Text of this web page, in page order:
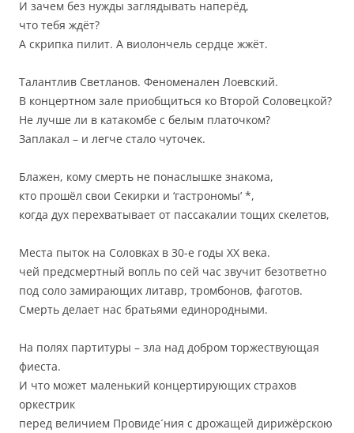
И зачем без нужды заглядывать наперёд,
что тебя ждёт?
А скрипка пилит. А виолончель сердце жжёт.
Талантлив Светланов. Феноменален Лоевский.
В концертном зале приобщиться ко Второй Соловецкой?
Не лучше ли в катакомбе с белым платочком?
Заплакал – и легче стало чуточек.
Блажен, кому смерть не понаслышке знакома,
кто прошёл свои Секирки и ‘гастрономы’ *,
когда дух перехватывает от пассакалии тощих скелетов,
Места пыток на Соловках в 30-е годы ХХ века.
чей предсмертный вопль по сей час звучит безответно
под соло замирающих литавр, тромбонов, фаготов.
Смерть делает нас братьями единородными.
На полях партитуры – зла над добром торжествующая
фиеста.
И что может маленький концертирующих страхов
оркестрик
перед величием Провиде´ния с дрожащей дирижёрскою